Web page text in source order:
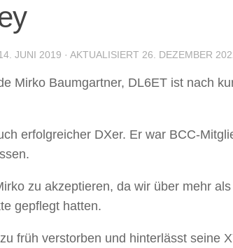
JUNI 2019 · AKTUALISIERT 26. DEZEMBER
Mirko Baumgartner, DL6ET ist nach
erfolgreicher DXer. Er war BCC-
zu akzeptieren, da wir über mehr
gepflegt hatten.
früh verstorben und hinterlässt seine